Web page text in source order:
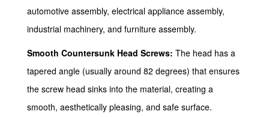
automotive assembly, electrical appliance assembly,
industrial machinery, and furniture assembly.
Smooth Countersunk Head Screws: The head has a
tapered angle (usually around 82 degrees) that ensures
the screw head sinks into the material, creating a
smooth, aesthetically pleasing, and safe surface.